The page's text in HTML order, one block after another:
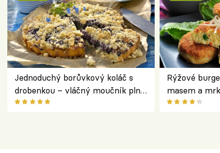
Jednoduchý borůvkový koláč s
drobenkou – vláčný moučník plný
ovoce
Rýžové
masem a
salátem –